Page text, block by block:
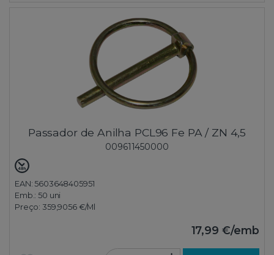
Passador de Anilha PCL96 Fe PA / ZN 4,5
009611450000
EAN: 5603648405951
Emb.:50 uni
Preço: 359,9056 €/Ml
17,99 €/emb